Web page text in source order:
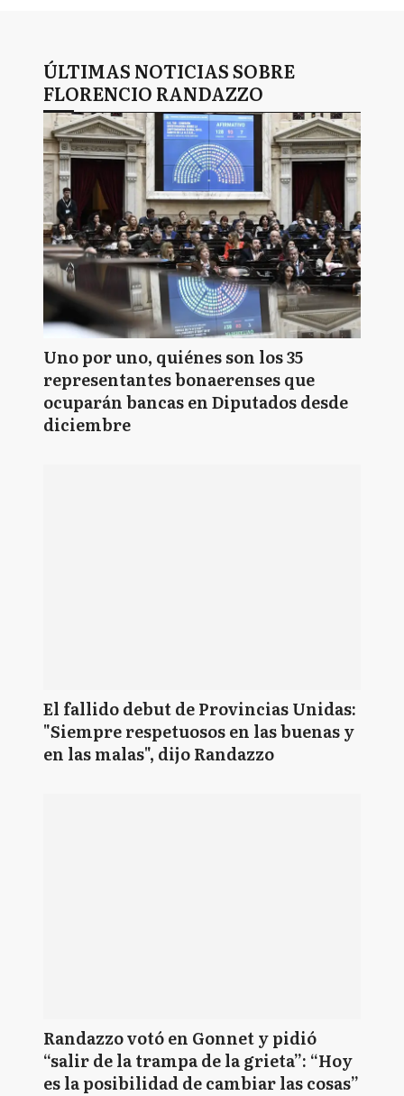
ÚLTIMAS NOTICIAS SOBRE
FLORENCIO RANDAZZO
Uno por uno, quiénes son los 35
representantes bonaerenses que
ocuparán bancas en Diputados desde
diciembre
El fallido debut de Provincias Unidas:
"Siempre respetuosos en las buenas y
en las malas", dijo Randazzo
Randazzo votó en Gonnet y pidió
“salir de la trampa de la grieta”: “Hoy
es la posibilidad de cambiar las cosas”